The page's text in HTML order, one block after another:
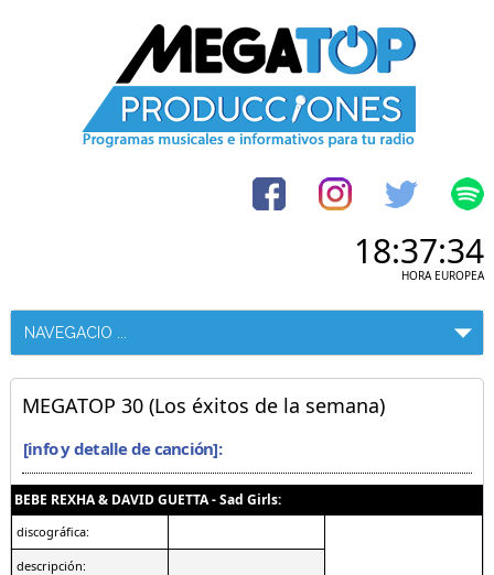
18:37:34
HORA EUROPEA
MEGATOP 30 (Los éxitos de la semana)
[info y detalle de canción]:
BEBE REXHA & DAVID GUETTA - Sad Girls:
discográfica:
descripción: